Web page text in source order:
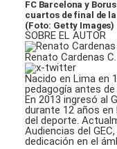
FC Barcelona y
cuartos de final de la
(Foto: Getty Images)
SOBRE EL AUTOR
Renato Cardenas C.
Nacido en Lima en
pedagogía antes
En 2013 ingresó al
durante 12 años
del deporte.
Audiencias del
dedicación en el